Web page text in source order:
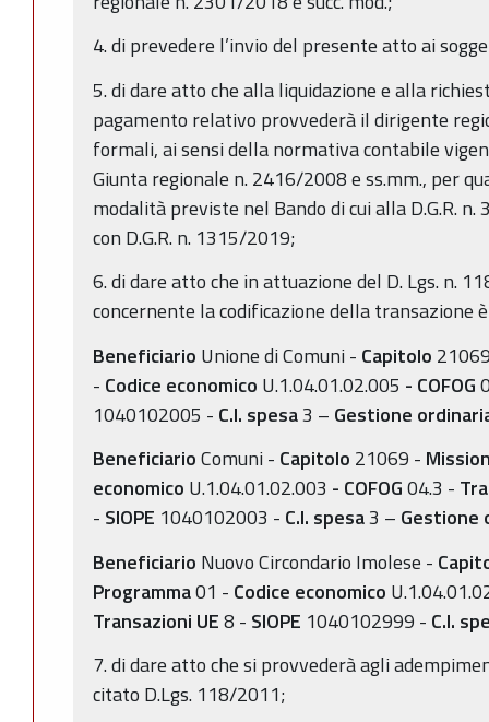
4. di prevedere l’invio del presente atto ai
5. di dare atto che alla liquidazione e alla
pagamento relativo provvederà il dirigente
formali, ai sensi della normativa contabile
Giunta regionale n. 2416/2008 e ss.mm., per
modalità previste nel Bando di cui alla D.G.R.
con D.G.R. n. 1315/2019;
6. di dare atto che in attuazione del D. Lgs. n.
concernente la codificazione della transazione
Beneficiario Unione di Comuni - Capitolo
- Codice economico U.1.04.01.02.005 - COFOG
1040102005 - C.I. spesa3 – Gestione
BeneficiarioComuni - Capitolo 21069 -
economico U.1.04.01.02.003 - COFOG04.3 -
- SIOPE 1040102003 - C.I. spesa3 – Gestione
Beneficiario Nuovo Circondario Imolese -
Programma01 - Codice economico
Transazioni UE8 - SIOPE 1040102999 - C.I.
7. di dare atto che si provvederà agli
citato D.Lgs. 118/2011;